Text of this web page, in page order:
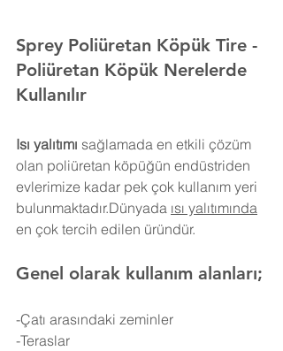
Sprey Poliüretan Köpük Tire -
Poliüretan Köpük Nerelerde
Kullanılır
Isı yalıtımı sağlamada en etkili çözüm
olan poliüretan köpüğün endüstriden
evlerimize kadar pek çok kullanım yeri
bulunmaktadır.Dünyada ısı yalıtımında
en çok tercih edilen üründür.
Genel olarak kullanım alanları;
-Çatı arasındaki zeminler
-Teraslar